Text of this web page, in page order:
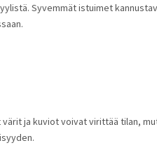
Syvemmät istuimet
ja kuviot voivat virittää tilan,